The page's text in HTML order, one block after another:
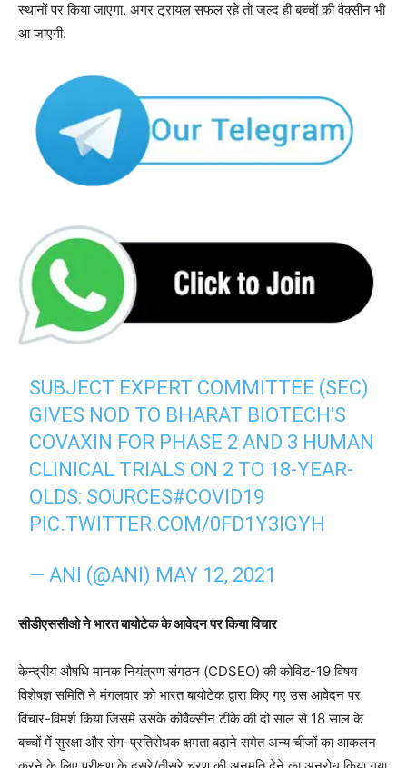
स्थानों पर किया जाएगा. अगर ट्रायल सफल रहे तो जल्द ही बच्चों की वैक्सीन भी
आ जाएगी.
SUBJECT EXPERT COMMITTEE (SEC)
GIVES NOD TO BHARAT BIOTECH'S
COVAXIN FOR PHASE 2 AND 3 HUMAN
CLINICAL TRIALS ON 2 TO 18-YEAR-
OLDS: SOURCES#COVID19
PIC.TWITTER.COM/0FD1Y3IGYH
— ANI (@ANI) MAY 12, 2021
सीडीएससीओ ने भारत बायोटेक के आवेदन पर किया विचार
केन्द्रीय औषधि मानक नियंत्रण संगठन (CDSEO) की कोविड-19 विषय
विशेषज्ञ समिति ने मंगलवार को भारत बायोटेक द्वारा किए गए उस आवेदन पर
विचार-विमर्श किया जिसमें उसके कोवैक्सीन टीके की दो साल से 18 साल के
बच्चों में सुरक्षा और रोग-प्रतिरोधक क्षमता बढ़ाने समेत अन्य चीजों का आकलन